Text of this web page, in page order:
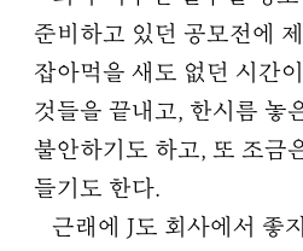
준비하고 있던 공모전에
잡아먹을 새도 없던 시간
것들을 끝내고, 한시름 놓
불안하기도 하고, 또 조금
들기도 한다.
근래에 J도 회사에서 좋